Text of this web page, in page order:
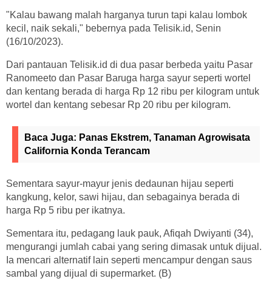
"Kalau bawang malah harganya turun tapi kalau lombok
kecil, naik sekali," bebernya pada Telisik.id, Senin
(16/10/2023).
Dari pantauan Telisik.id di dua pasar berbeda yaitu Pasar
Ranomeeto dan Pasar Baruga harga sayur seperti wortel
dan kentang berada di harga Rp 12 ribu per kilogram untuk
wortel dan kentang sebesar Rp 20 ribu per kilogram.
Baca Juga: Panas Ekstrem, Tanaman Agrowisata
California Konda Terancam
Sementara sayur-mayur jenis dedaunan hijau seperti
kangkung, kelor, sawi hijau, dan sebagainya berada di
harga Rp 5 ribu per ikatnya.
Sementara itu, pedagang lauk pauk, Afiqah Dwiyanti (34),
mengurangi jumlah cabai yang sering dimasak untuk dijual.
Ia mencari alternatif lain seperti mencampur dengan saus
sambal yang dijual di supermarket. (B)